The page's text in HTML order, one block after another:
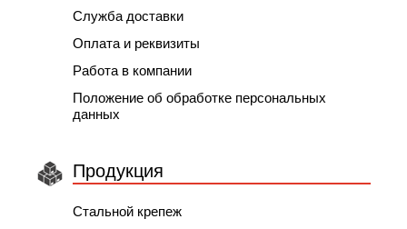
Служба доставки
Оплата и реквизиты
Работа в компании
Положение об обработке персональных
данных
Продукция
Стальной крепеж